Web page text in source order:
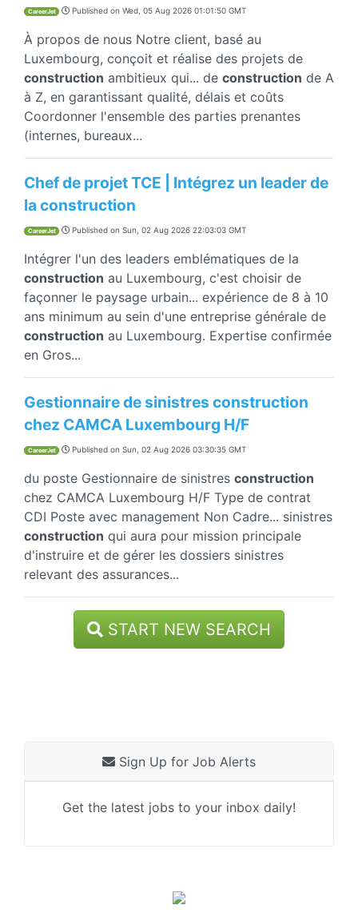
CareerJet Published on Wed, 05 Aug 2026 01:01:50 GMT
À propos de nous Notre client, basé au
Luxembourg, conçoit et réalise des projets de
construction ambitieux qui... de construction de A
à Z, en garantissant qualité, délais et coûts
Coordonner l'ensemble des parties prenantes
(internes, bureaux...
Chef de projet TCE | Intégrez un leader de
la construction
CareerJet Published on Sun, 02 Aug 2026 22:03:03 GMT
Intégrer l'un des leaders emblématiques de la
construction au Luxembourg, c'est choisir de
façonner le paysage urbain... expérience de 8 à 10
ans minimum au sein d'une entreprise générale de
construction au Luxembourg. Expertise confirmée
en Gros...
Gestionnaire de sinistres construction
chez CAMCA Luxembourg H/F
CareerJet Published on Sun, 02 Aug 2026 03:30:35 GMT
du poste Gestionnaire de sinistres construction
chez CAMCA Luxembourg H/F Type de contrat
CDI Poste avec management Non Cadre... sinistres
construction qui aura pour mission principale
d'instruire et de gérer les dossiers sinistres
relevant des assurances...
START NEW SEARCH
Sign Up for Job Alerts
Get the latest jobs to your inbox daily!